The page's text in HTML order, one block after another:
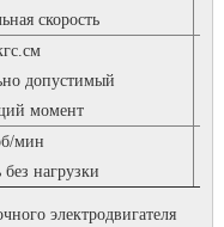
скорость
допустимый
момент
мин
без нагрузки
электродвигателя